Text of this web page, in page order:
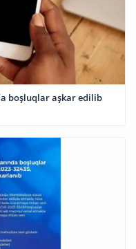
boşluqlar aşkar edilib